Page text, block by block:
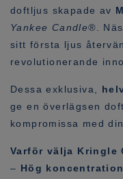
doftljus skapade av
Yankee Candle® .
sitt första ljus
revolutionerande
Dessa exklusiva,
ge en överlägsen
kompromissa med
Varför välja Kringle
– Hög